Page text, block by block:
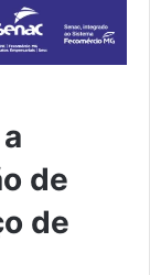
de
de